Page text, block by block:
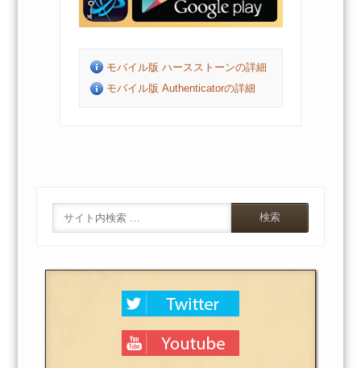
モバイル版 ハースストーンの詳細
モバイル版 Authenticatorの詳細